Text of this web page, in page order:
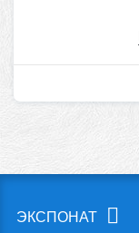
ЭКСПОНАТ